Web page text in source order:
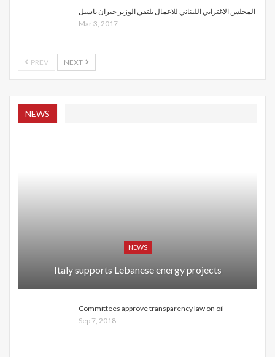
المجلس الاغترابي اللبناني للاعمال يلتقي الوزير جبران باسيل
Mar 3, 2017
PREV NEXT
NEWS
NEWS
Italy supports Lebanese energy projects
Committees approve transparency law on oil
Sep 7, 2018